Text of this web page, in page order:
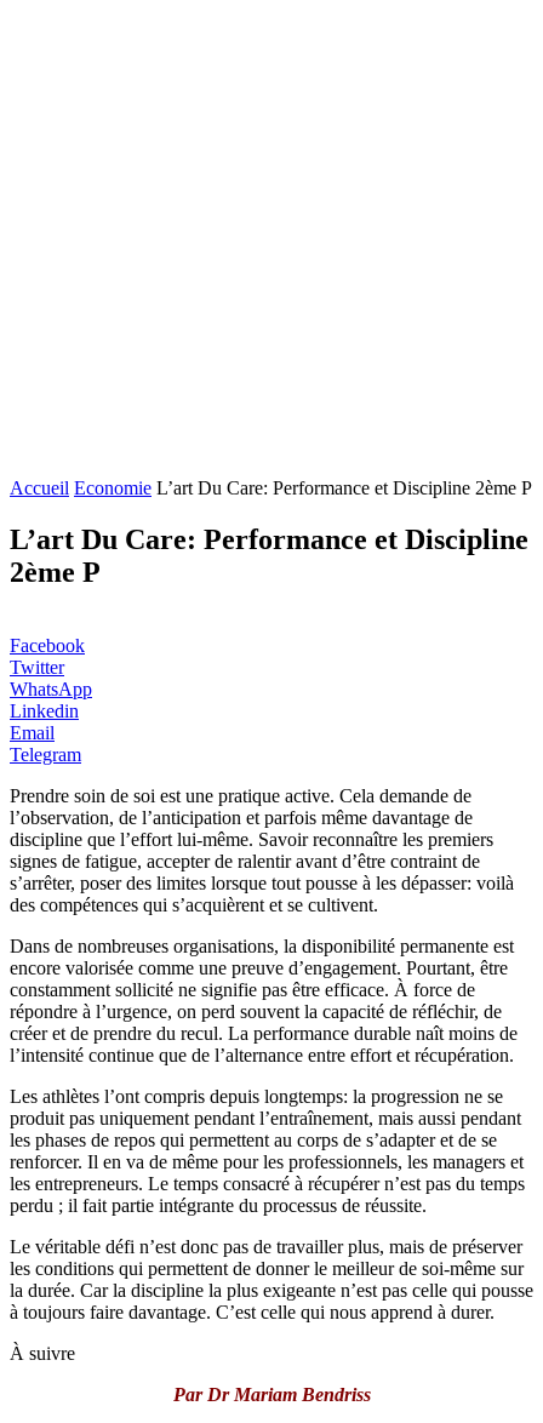
Accueil Economie L’art Du Care: Performance et Discipline 2ème P
L’art Du Care: Performance et Discipline
2ème P
Facebook
Twitter
WhatsApp
Linkedin
Email
Telegram
Prendre soin de soi est une pratique active. Cela demande de
l’observation, de l’anticipation et parfois même davantage de
discipline que l’effort lui-même. Savoir reconnaître les premiers
signes de fatigue, accepter de ralentir avant d’être contraint de
s’arrêter, poser des limites lorsque tout pousse à les dépasser: voilà
des compétences qui s’acquièrent et se cultivent.
Dans de nombreuses organisations, la disponibilité permanente est
encore valorisée comme une preuve d’engagement. Pourtant, être
constamment sollicité ne signifie pas être efficace. À force de
répondre à l’urgence, on perd souvent la capacité de réfléchir, de
créer et de prendre du recul. La performance durable naît moins de
l’intensité continue que de l’alternance entre effort et récupération.
Les athlètes l’ont compris depuis longtemps: la progression ne se
produit pas uniquement pendant l’entraînement, mais aussi pendant
les phases de repos qui permettent au corps de s’adapter et de se
renforcer. Il en va de même pour les professionnels, les managers et
les entrepreneurs. Le temps consacré à récupérer n’est pas du temps
perdu ; il fait partie intégrante du processus de réussite.
Le véritable défi n’est donc pas de travailler plus, mais de préserver
les conditions qui permettent de donner le meilleur de soi-même sur
la durée. Car la discipline la plus exigeante n’est pas celle qui pousse
à toujours faire davantage. C’est celle qui nous apprend à durer.
À suivre
Par Dr Mariam Bendriss